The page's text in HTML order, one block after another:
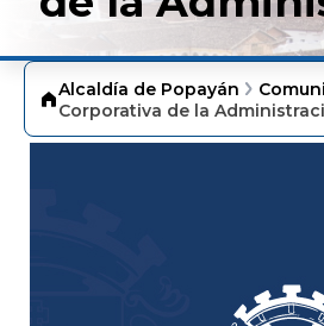
Alcaldía de Popayán
Corporativa de la